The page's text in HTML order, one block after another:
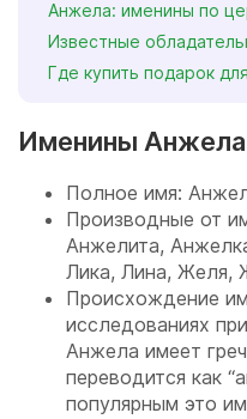
Анжела: именины по
Известные
Где купить подарок
Именины Анжела
Полное имя:
Производные от
Анжелита,
Лика, Лина, Желя,
Происхождение
исследованиях
Анжела имеет
переводится как
популярным это